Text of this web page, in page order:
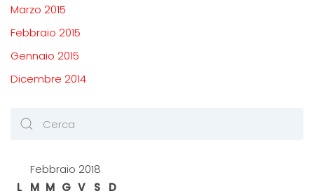
Marzo 2015
Febbraio 2015
Gennaio 2015
Dicembre 2014
Febbraio 2018
L
M M G V S
D